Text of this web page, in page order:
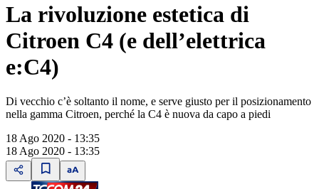
La rivoluzione estetica di
Citroen C4 (e dellʼelettrica
e:C4)
Di vecchio cʼè soltanto il nome, e serve giusto per il posizionamento
nella gamma Citroen, perché la C4 è nuova da capo a piedi
18 Ago 2020 - 13:35
18 Ago 2020 - 13:35